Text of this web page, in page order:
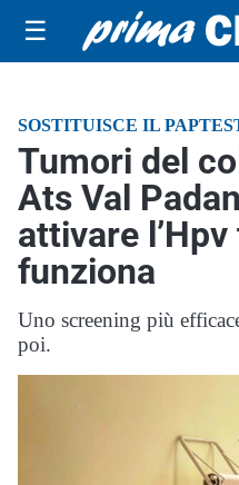
☰
SOSTITUISCE IL
Tumori del
Ats Val
attivare
funziona
Uno screening più
poi.